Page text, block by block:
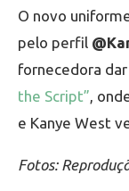
O novo
pelo perfil
fornecedora
the Script”,
e Kanye West
Fotos: